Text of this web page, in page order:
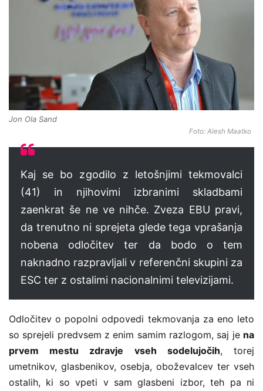
Jon Ola Sand
Foto: Alesh Maatko
Kaj se bo zgodilo z letošnjimi tekmovalci
(41) in njihovimi izbranimi skladbami
zaenkrat še ne ve nihče. Zveza EBU pravi,
da trenutno ni sprejeta glede tega vprašanja
nobena odločitev ter da bodo o tem
naknadno razpravljali v referenčni skupini za
ESC ter z ostalimi nacionalnimi televizijami.
Odločitev o popolni odpovedi tekmovanja za eno leto
so sprejeli predvsem z enim samim razlogom, saj je na
prvem mestu zdravje vseh sodelujočih, torej
umetnikov, glasbenikov, osebja, oboževalcev ter vseh
ostalih, ki so vpeti v sam glasbeni izbor, teh pa ni